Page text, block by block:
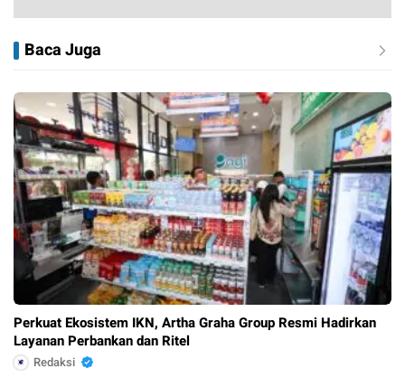
Baca Juga
Perkuat Ekosistem IKN, Artha Graha Group Resmi Hadirkan
Layanan Perbankan dan Ritel
Redaksi